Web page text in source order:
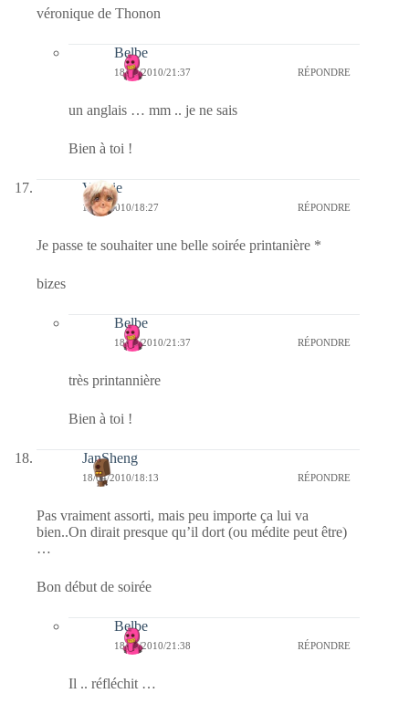
véronique de Thonon
Belbe
18/04/2010/21:37 RÉPONDRE
un anglais … mm .. je ne sais
Bien à toi !
Valérie
18/04/2010/18:27 RÉPONDRE
Je passe te souhaiter une belle soirée printanière *
bizes
Belbe
18/04/2010/21:37 RÉPONDRE
très printannière
Bien à toi !
JanSheng
18/04/2010/18:13 RÉPONDRE
Pas vraiment assorti, mais peu importe ça lui va
bien..On dirait presque qu’il dort (ou médite peut être)
…
Bon début de soirée
Belbe
18/04/2010/21:38 RÉPONDRE
Il .. réfléchit …